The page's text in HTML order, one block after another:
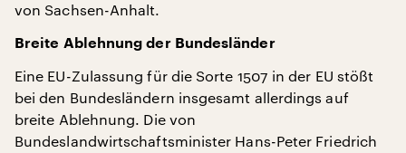
von Sachsen-Anhalt.
Breite Ablehnung der Bundesländer
Eine EU-Zulassung für die Sorte 1507 in der EU stößt
bei den Bundesländern insgesamt allerdings auf
breite Ablehnung. Die von
Bundeslandwirtschaftsminister Hans-Peter Friedrich